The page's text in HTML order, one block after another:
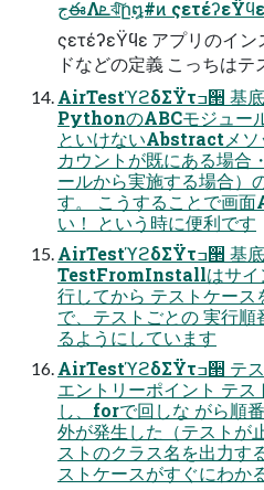
ςετέʔεΫϥε アプリのイ
ドなどの定義 こっちはテ
AirTestϓϩδΣΫτߏ੒ 基底クラスはこんな感じで、
PythonのABCモジュー
といけないAbstractメソ
カウントが既にある場合
ールから実施する場合）
す。 こうすることで画
い！ という時に便利です
AirTestϓϩδΣΫτߏ੒ 基底を継承し実装した例
TestFromInstallはサイ
行してから テストケース
で、テストごとの 実行
るようにしています
AirTestϓϩδΣΫτߏ੒ テストケースを全部実行する
エントリーポイント テ
し、forで回しな がら順
外が発生した（テストが
ストのクラス名を出力す
ストケースがすぐにわか